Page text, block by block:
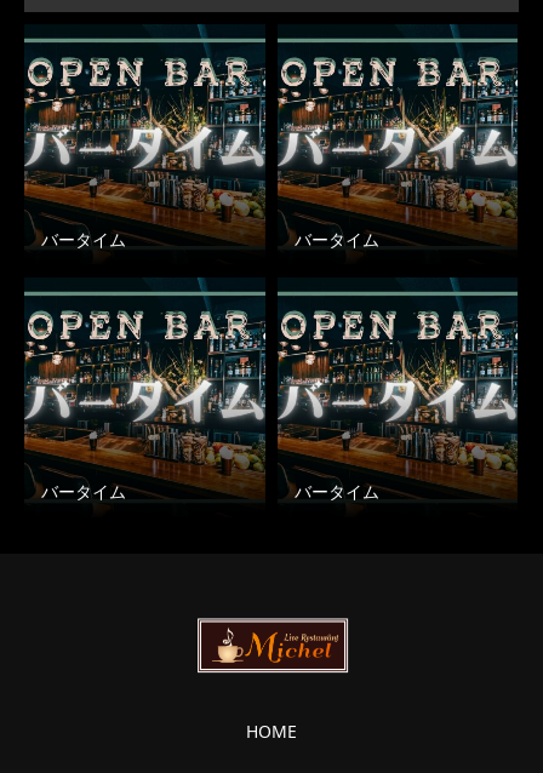
バータイム バータイム
バータイム バータイム
HOME